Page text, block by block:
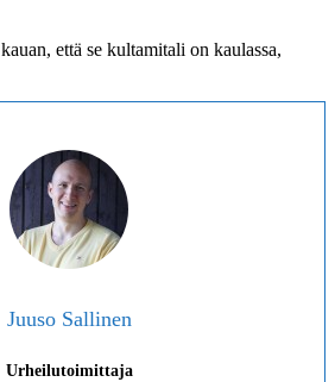
että se kultamitali on kaulassa,
Juuso Sallinen
Urheilutoimittaja